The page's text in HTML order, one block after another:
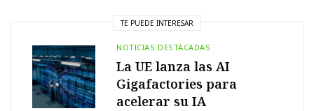
TE PUEDE INTERESAR
NOTICIAS DESTACADAS
La UE lanza las AI
Gigafactories para
acelerar su IA